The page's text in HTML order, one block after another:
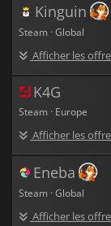
Kinguin
Steam · Global
Afficher les
K4G
Steam · Europe
Afficher les
Eneba
Steam · Global
Afficher les